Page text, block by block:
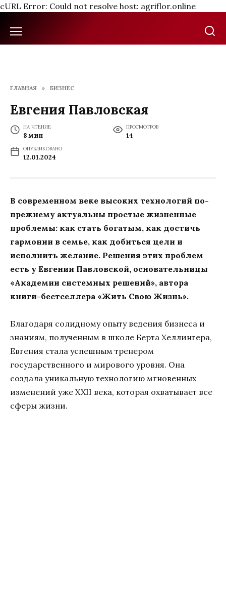
cURL Error: Could not resolve host: agriflor.online
содержанию
ГЛАВНАЯ » БИЗНЕС
Евгения Павловская
НА ЧТЕНИЕ
8 мин
ПРОСМОТРОВ
14
ОПУБЛИКОВАНО
12.01.2024
В современном веке высоких технологий по-
прежнему актуальны простые жизненные
проблемы: как стать богатым, как достичь
гармонии в семье, как добиться цели и
исполнить желание. Решения этих проблем
есть у Евгении Павловской, основательницы
«Академии системных решений», автора
книги-бестселлера «Жить Свою Жизнь».
Благодаря солидному опыту ведения бизнеса и
знаниям, полученным в школе Берта Хеллингера,
Евгения стала успешным тренером
государственного и мирового уровня. Она
создала уникальную технологию мгновенных
изменений уже XXII века, которая охватывает все
сферы жизни.